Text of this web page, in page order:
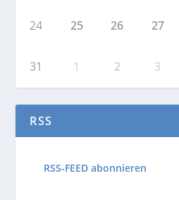
24 25 26 27
31 1 2 3
RSS
RSS-FEED abonnieren